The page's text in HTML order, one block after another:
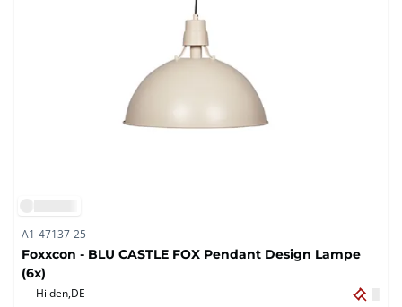
A1-47137-25
Foxxcon - BLU CASTLE FOX Pendant Design Lampe
(6x)
Hilden,DE